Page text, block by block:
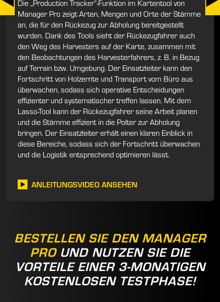
Die „Production Tracker“-Funktion im Kartentool von
Manager Pro zeigt Arten, Mengen und Orte der Stämme
an, die für den Rückezug zur Abholung bereitgestellt
wurden. Dank des Tools sieht der Rückezugfahrer auch
den Weg des Harvesters auf der Karte, zusammen mit
den Beobachtungen des Harvesterfahrers, z. B. in Bezug
auf Terrain bzw. Umgebung. Der Einsatzleiter kann den
Fortschritt von Holzernte und Transport vom Büro aus
überwachen, sodass sich operative Entscheidungen
effizienter und systematischer treffen lassen. Mit dem
Lasso-Tool kann der Rückezugfahrer seine Arbeit planen
und die Stämme effizient in die Polter zur Abholung
bringen. Der Einsatzleiter erhält einen klaren Einblick in
diese Bereiche, sodass sich der Fortschritt überwachen
und die Logistik entsprechend optimieren lässt.
ANLEITUNGSVIDEO ANSEHEN
BESTELLEN SIE DEN MANAGER
PROUND NUTZEN SIE DIE
VORTEILE EINER 3-MONATIGEN
KOSTENLOSEN TESTPHASE!